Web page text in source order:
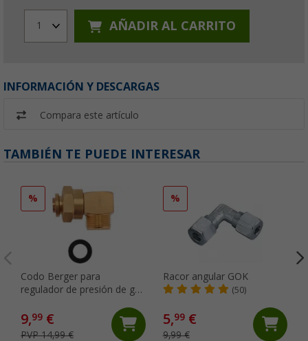
1 AÑADIR AL CARRITO
INFORMACIÓN Y DESCARGAS
Compara este artículo
TAMBIÉN TE PUEDE INTERESAR
%
Codo Berger para
regulador de presión de gas
1,5 ÜM
9,99 €
PVP 14,99 €
%
Racor angular GOK
(50)
5,99€
9,99 €